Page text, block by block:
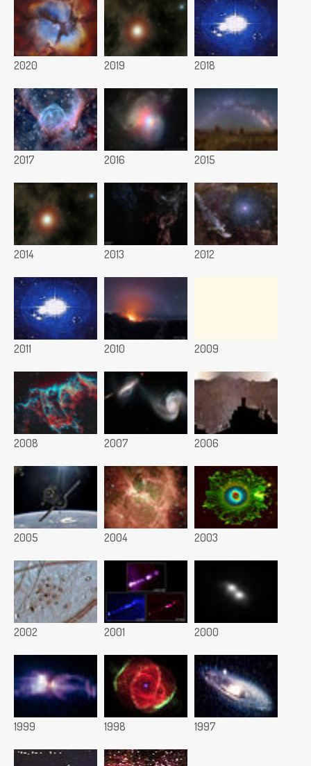
2020 2019 2018
2017 2016 2015
2014 2013 2012
2011 2010 2009
2008 2007 2006
2005 2004 2003
2002 2001 2000
1999 1998 1997